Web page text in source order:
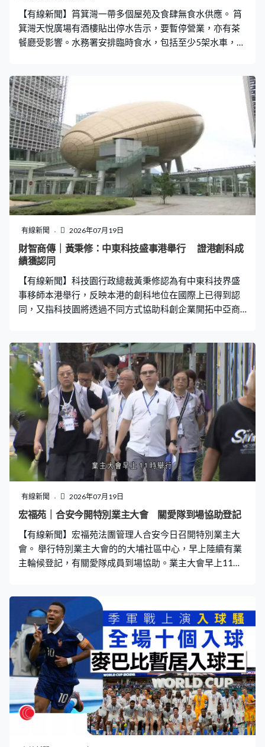
體驗比書本知識更能加深學生對傳統技藝的理
【有線新聞】筲箕灣一帶多個屋苑及食肆無食水供應。 筲
箕灣天悅廣場有酒樓貼出停水告示，要暫停營業，亦有茶
餐廳受影響。水務署安排臨時食水，包括至少5架水車，大
應受影響，已派人檢查喉管及進行測漏，盡快確定事故成
因並進行維修，署方就事件致歉。
有線新聞 2026年07月19日
財智商傳｜黃秉修：中東科技盛事港舉行 證港創科成
績獲認同
【有線新聞】科技園行政總裁黃秉修認為有中東科技界盛
事移師本港舉行，反映本港的創科地位在國際上已得到認
同，又指科技園將透過不同方式協助科創企業開拓中亞商
香港科技園公司，行政總裁黃秉修接受本台《財智．商
傳》訪問時指，活動移師本港舉辦，證明本港的創科實力
已得到國際認可，並同時有助業界發掘機遇，「據我們統
計，有數千人看過我們園區公司的展館和產品，當中有逾
1,500個商業配對討論，還有數千萬元生意潛在，還有上億
元可以討論的商業機會。」 除了開拓中東市場，他認為中
亞地區如哈薩克及烏茲別克同樣具備發展潛力，科技園會
透過不同方式協助兩地科企加強交流，「中亞地方香港企
業未必熟悉，我們需要打通渠道，幫助香港企業或當地企
業了解我們在文化方面、法治、法制方面、經濟活動方
面、採購方面，各個方面也要互相了解才行。」 協助內地
企業出海方面，黃秉修指科技園設有特定培訓計劃，讓有
意經由香港出海的科企參與，「當中介紹很多海外市場開
展業務的一些關鍵問題，法律方面或打入不同市場的方法
會遇到甚麼問題，找員工、海外員工如
有線新聞 2026年07月19日
宏福苑｜合安今開特別業主大會 關愛隊到場協助登記
【有線新聞】宏福苑法團管理人合安今日召開特別業主大
會。 舉行特別業主大會的的大埔社區中心，早上陸續有業
主輪候登記，有關愛隊成員到場協助。業主大會早上11時
題、議決通過核數師報告、啟動退回工程餘款，同時討論
是否在兩個月內舉行下一次大會。 其餘三個場地分別位於
啟德社區會堂、華貴社區會堂及天暉路社區會堂，業主可
透過即場視像廣播，同步參與討論及投票